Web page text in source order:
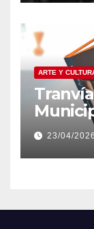
ARTE Y
invitan
23/04/